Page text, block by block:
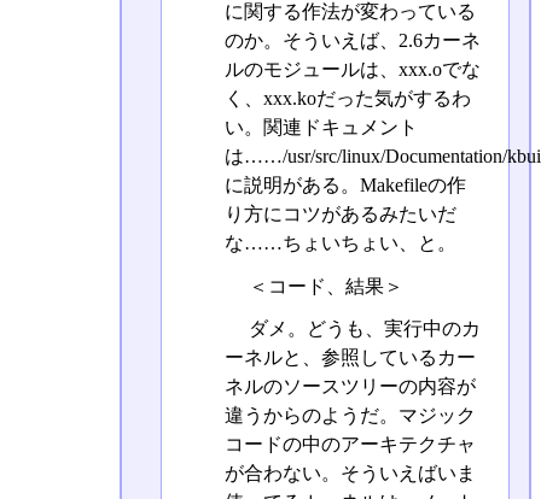
に関する作法が変わっている
のか。そういえば、2.6カーネ
ルのモジュールは、xxx.oでな
く、xxx.koだった気がするわ
い。関連ドキュメント
は……/usr/src/linux/Documentation/
に説明がある。Makefileの作
り方にコツがあるみたいだ
な……ちょいちょい、と。
＜コード、結果＞
ダメ。どうも、実行中のカ
ーネルと、参照しているカー
ネルのソースツリーの内容が
違うからのようだ。マジック
コードの中のアーキテクチャ
が合わない。そういえばいま